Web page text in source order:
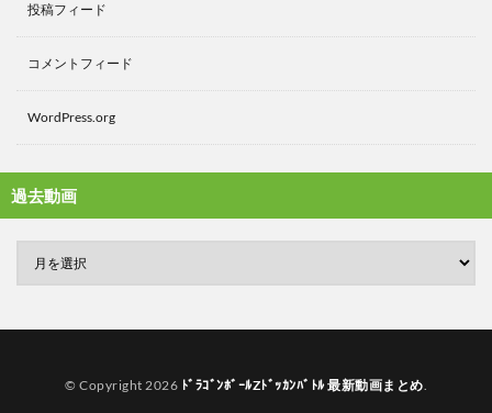
投稿フィード
コメントフィード
WordPress.org
過去動画
© Copyright 2026 ﾄﾞﾗｺﾞﾝﾎﾞｰﾙZﾄﾞｯｶﾝﾊﾞﾄﾙ 最新動画まとめ.